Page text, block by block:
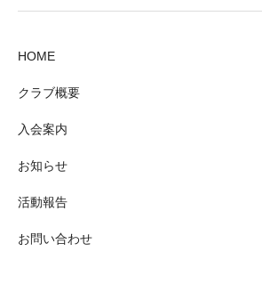
HOME
クラブ概要
入会案内
お知らせ
活動報告
お問い合わせ